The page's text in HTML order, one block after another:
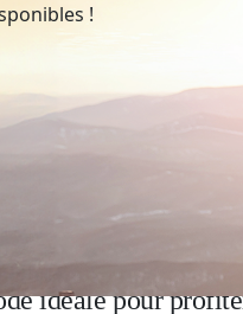
!
cemoment-là de
idéale pour